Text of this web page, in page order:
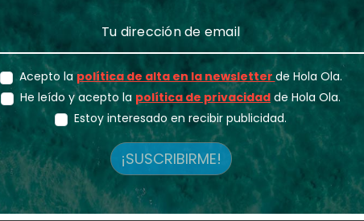
Acepto la política de alta en la newsletter de Hola Ola.
He leído y acepto la política de privacidad de Hola Ola.
Estoy interesado en recibir publicidad.
¡SUSCRIBIRME!